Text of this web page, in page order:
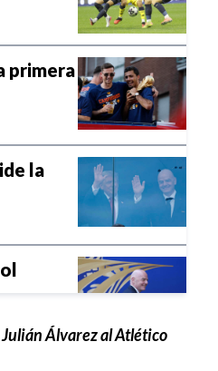
primera
la
Álvarez al Atlético